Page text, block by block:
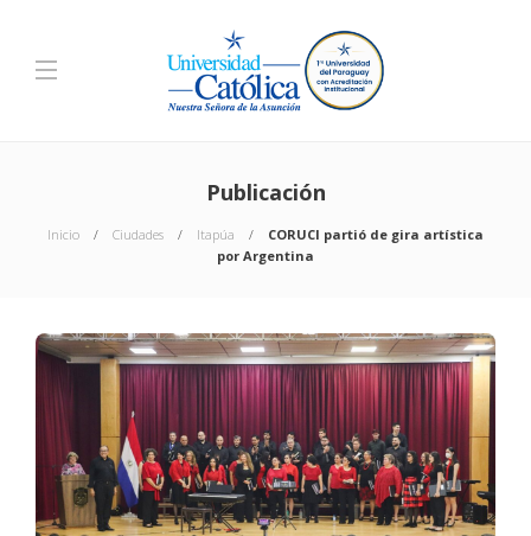
Publicación
Inicio Ciudades Itapúa
CORUCI partió de gira artística
por Argentina